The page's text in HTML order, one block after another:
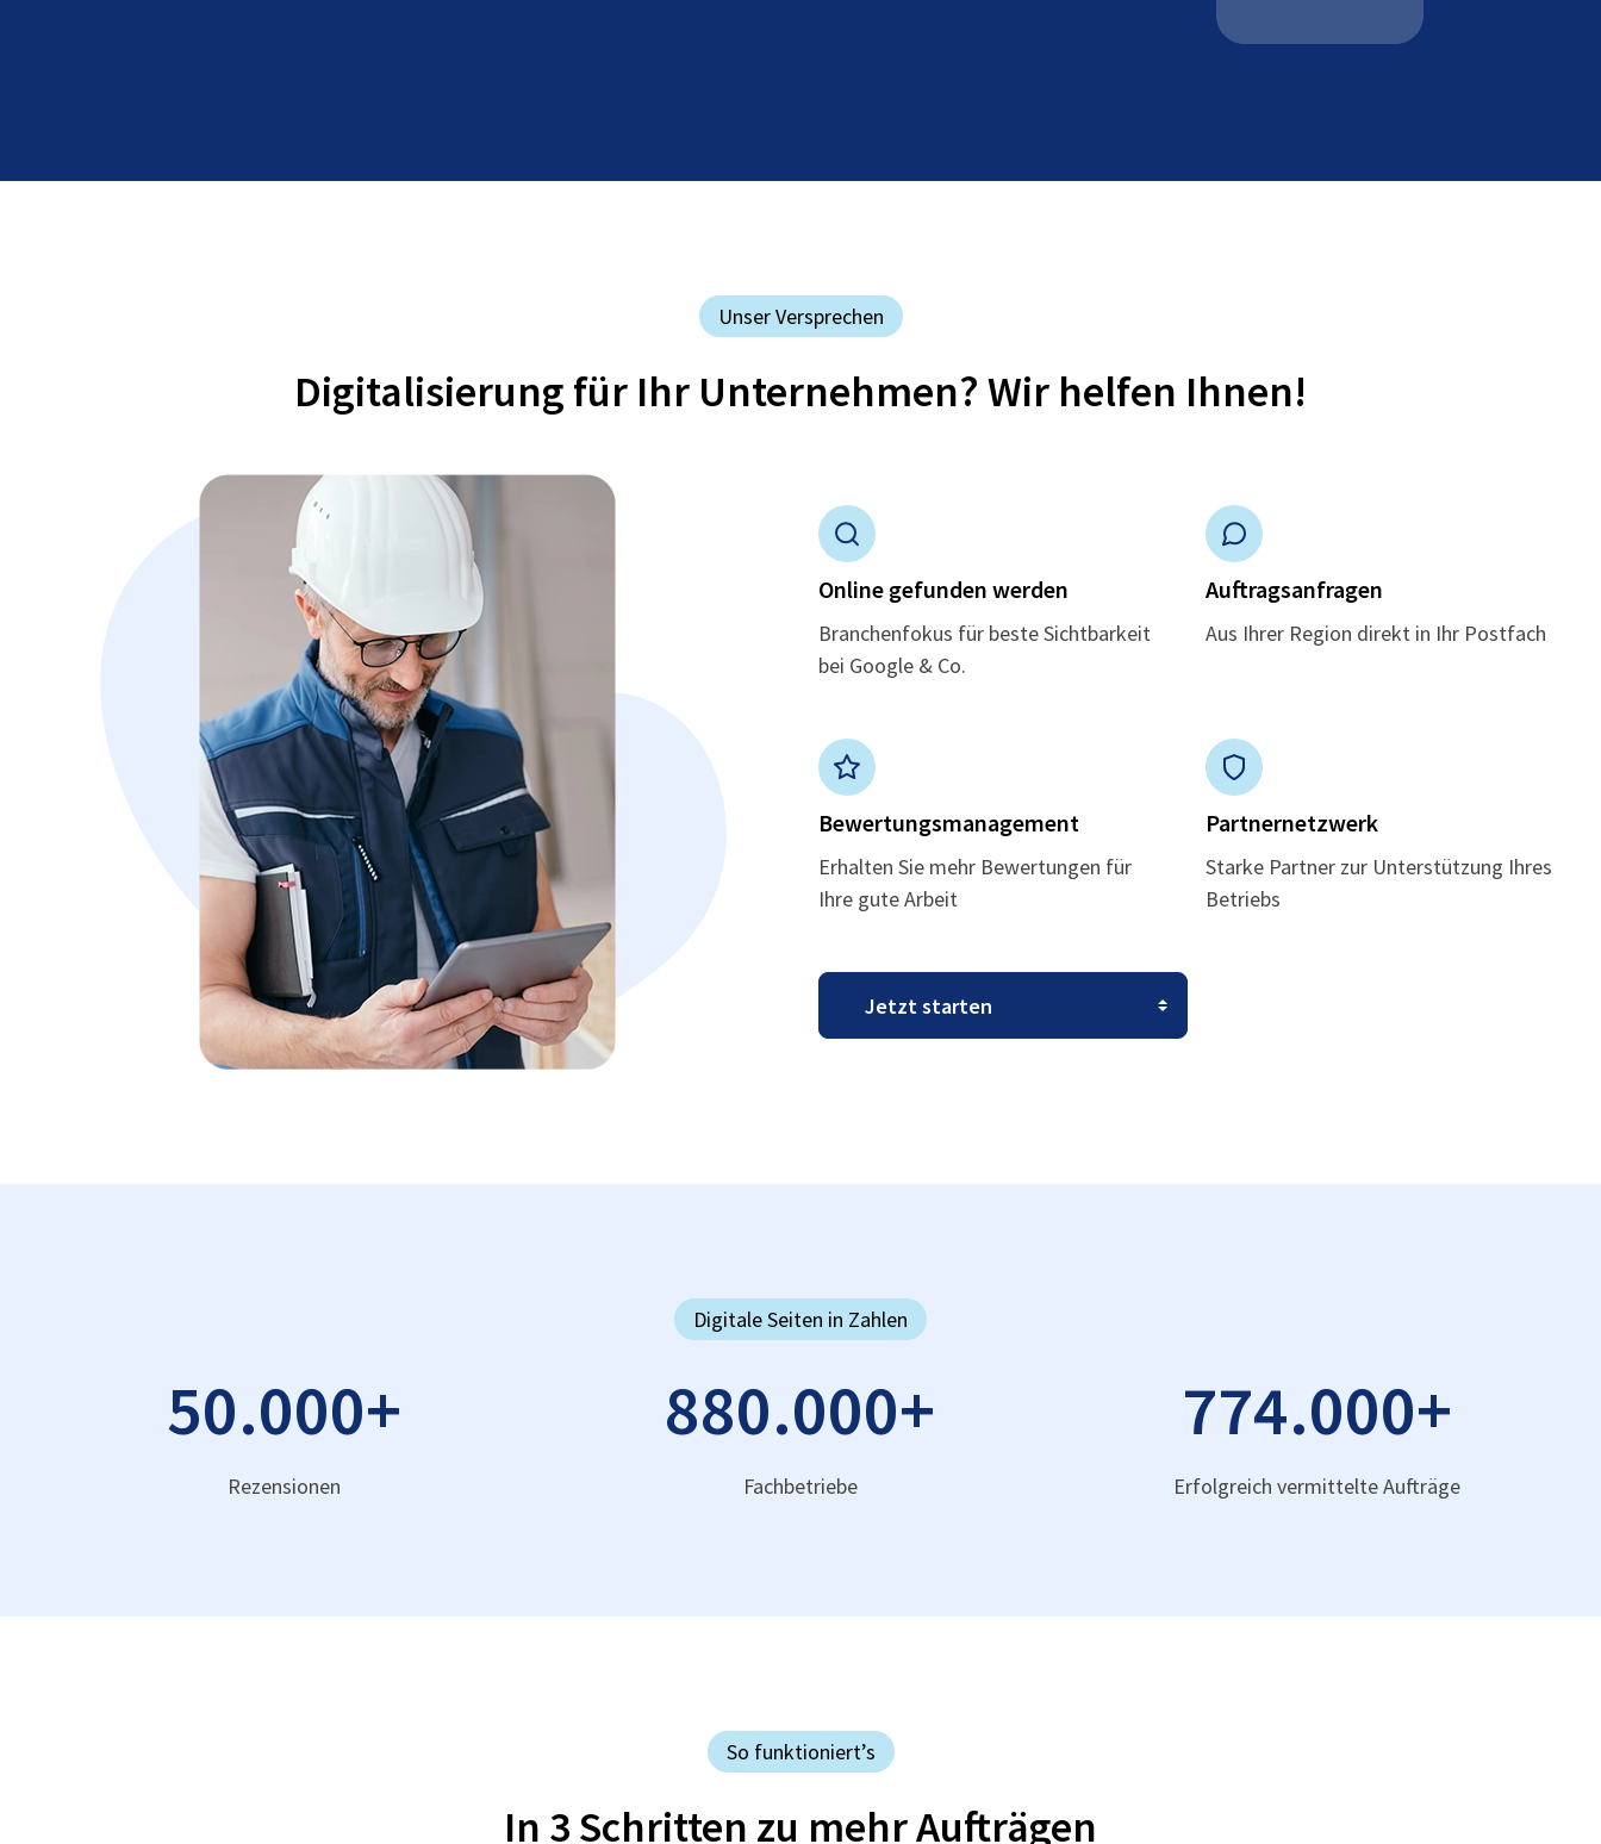
Unser Versprechen
Digitalisierung für Ihr Unternehmen? Wir helfen Ihnen!
Online gefunden werden
Branchenfokus für beste Sichtbarkeit
bei Google & Co.
Auftragsanfragen
Aus Ihrer Region direkt in Ihr Postfach
Bewertungsmanagement
Erhalten Sie mehr Bewertungen für
Ihre gute Arbeit
Partnernetzwerk
Starke Partner zur Unterstützung Ihres
Betriebs
Digitale Seiten in Zahlen
50.000+
Rezensionen
880.000+
Fachbetriebe
774.000+
Erfolgreich vermittelte Aufträge
So funktioniert’s
In 3 Schritten zu mehr Aufträgen